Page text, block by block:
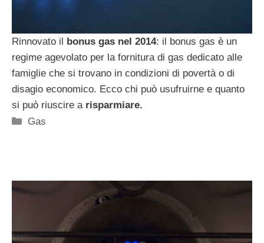
Rinnovato il bonus gas nel 2014: il bonus gas è un
regime agevolato per la fornitura di gas dedicato alle
famiglie che si trovano in condizioni di povertà o di
disagio economico. Ecco chi può usufruirne e quanto
si può riuscire a risparmiare.
Categorie
Gas